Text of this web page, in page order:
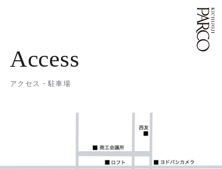
ニュース
TAX FREE
PARCOメンバーズ
한국어
日本語
Access
アクセス・駐車場